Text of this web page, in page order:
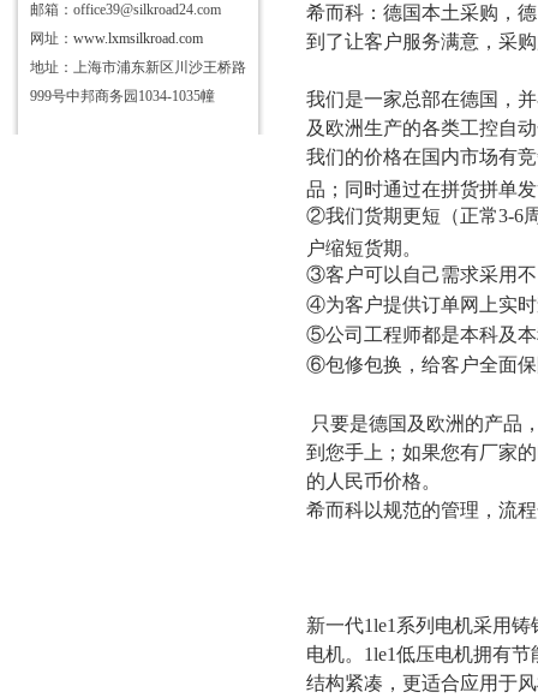
邮箱：office39@silkroad24.com
网址： www.lxmsilkroad.com
地址：上海市浦东新区川沙王桥路
999号中邦商务园1034-1035幢
希而科：德国本土采购，
到了让客户服务满意，采
我们是一家总部在德国，
及欧洲生产的各类工控自
我们的价格在国内市场有
品；同时通过在拼货拼单
②我们货期更短（正常3-6
户缩短货期。
③客户可以自己需求采用
④为客户提供订单网上实
⑤公司工程师都是本科及
⑥包修包换，给客户全面
只要是德国及欧洲的产品
到您手上；如果您有厂家
的人民币价格。
希而科以规范的管理，流
新一代1le1系列电机采用
电机。1le1低压电机拥有
结构紧凑，更适合应用于